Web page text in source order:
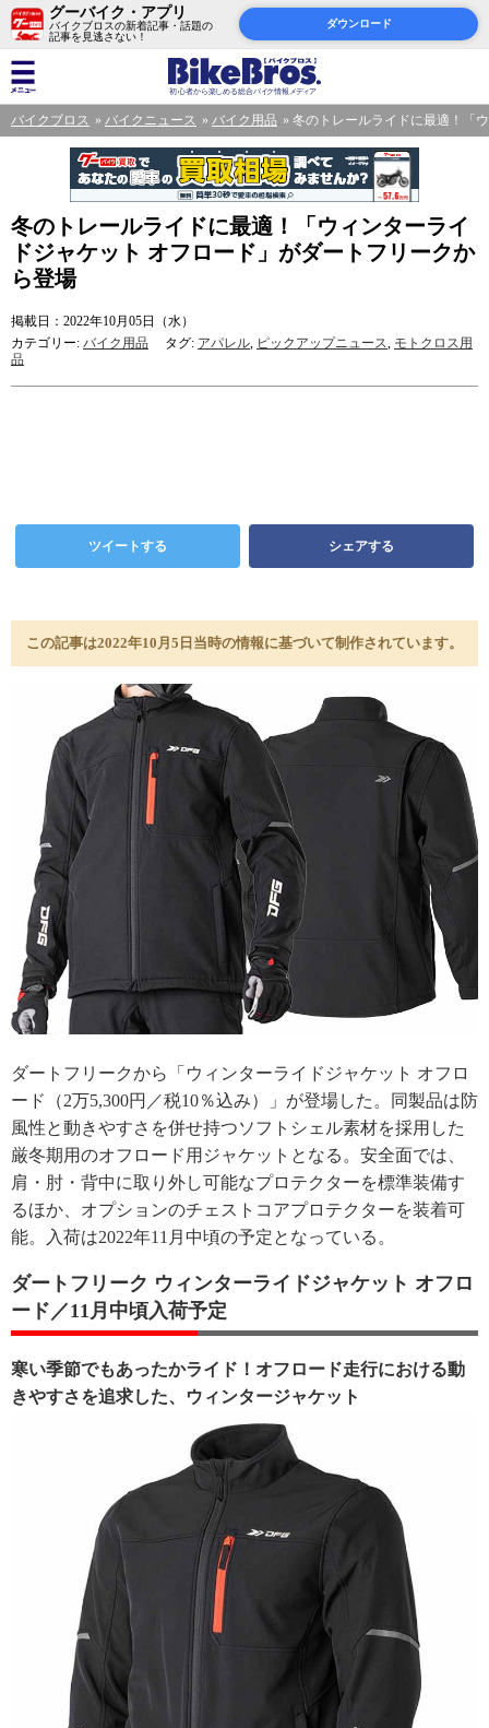
グーバイク・アプリ
バイクブロスの新着記事・話題の
記事を見逃さない！
ダウンロード
バイクブロス バイクニュース バイク用品 冬のトレールライドに最適！「
冬のトレールライドに最適！「ウィンターライ
ドジャケット オフロード」がダートフリークか
ら登場
掲載日：2022年10月05日（水）
カテゴリー: バイク用品 タグ: アパレル, ピックアップニュース, モトクロス用
品
ツイートする シェアする
この記事は2022年10月5日当時の情報に基づいて制作されています。
ダートフリークから「ウィンターライドジャケット オフロ
ード（2万5,300円／税10％込み）」が登場した。同製品は防
風性と動きやすさを併せ持つソフトシェル素材を採用した
厳冬期用のオフロード用ジャケットとなる。安全面では、
肩・肘・背中に取り外し可能なプロテクターを標準装備す
るほか、オプションのチェストコアプロテクターを装着可
能。入荷は2022年11月中頃の予定となっている。
ダートフリーク ウィンターライドジャケット オフロ
ード／11月中頃入荷予定
寒い季節でもあったかライド！オフロード走行における動
きやすさを追求した、ウィンタージャケット